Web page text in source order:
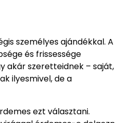
személyes ajándékkal. A
és frissessége
akár szeretteidnek – saját,
ilyesmivel, de a
ezt választani.